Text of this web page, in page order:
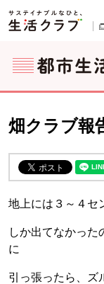
ページの先頭です。
ここからサイト内
サイト内共通メニ
サイト内共通メニュ
畑クラブ報
地上には３～４セ
しか出てなかった
に
引っ張ったら、ズ